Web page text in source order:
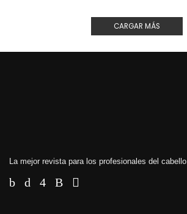
CARGAR MÁS
La mejor revista para los profesionales del cabello.